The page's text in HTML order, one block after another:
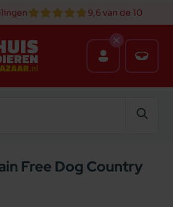
9,6 van de 10
Free Dog Country